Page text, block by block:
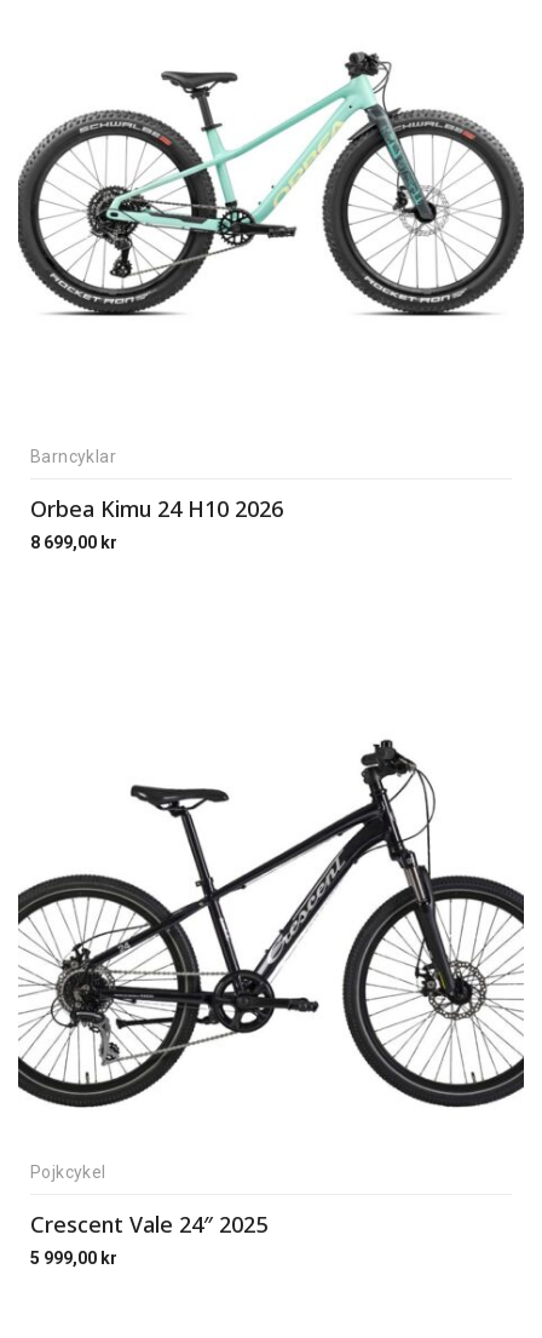
Barncyklar
Orbea Kimu 24 H10 2026
8 699,00 kr
Pojkcykel
Crescent Vale 24″ 2025
5 999,00 kr